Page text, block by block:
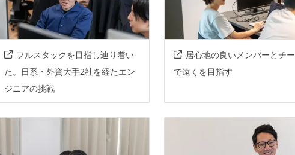
sentry new-relic
フルスタックを目指し辿り着い
た。日系・外資大手2社を経たエン
ジニアの挑戦
居心地の良いメンバーとチ
で遠くを目指す